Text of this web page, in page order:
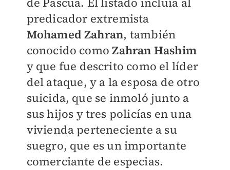
predicador extremista
Mohamed Zahran, también
conocido comoZahran Hashim
y que fue descrito como el líder
del ataque, y a la esposa de otro
suicida, que se inmoló junto a
sus hijos y tres policías en una
vivienda perteneciente a su
suegro, que es un importante
comerciante de especias.